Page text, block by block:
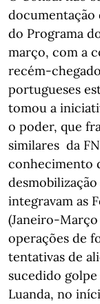
documentação
do Programa
março, com a
recém-
portugueses
tomou a
o poder, que
similares da
conhecimento
integravam as
(Janeiro-
operações de
tentativas de
sucedido
Luanda, no